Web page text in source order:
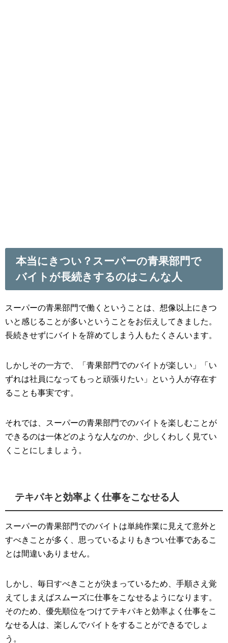
本当にきつい？スーパーの青果部門で
バイトが長続きするのはこんな人
スーパーの青果部門で働くということは、想像以上にきつ
いと感じることが多いということをお伝えしてきました。
長続きせずにバイトを辞めてしまう人もたくさんいます。
しかしその一方で、「青果部門でのバイトが楽しい」「い
ずれは社員になってもっと頑張りたい」という人が存在す
ることも事実です。
それでは、スーパーの青果部門でのバイトを楽しむことが
できるのは一体どのような人なのか、少しくわしく見てい
くことにしましょう。
テキパキと効率よく仕事をこなせる人
スーパーの青果部門でのバイトは単純作業に見えて意外と
すべきことが多く、思っているよりもきつい仕事であるこ
とは間違いありません。
しかし、毎日すべきことが決まっているため、手順さえ覚
えてしまえばスムーズに仕事をこなせるようになります。
そのため、優先順位をつけてテキパキと効率よく仕事をこ
なせる人は、楽しんでバイトをすることができるでしょ
う。